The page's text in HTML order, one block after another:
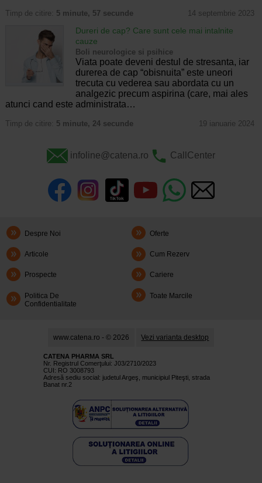
Timp de citire: 5 minute, 57 secunde 14 septembrie 2023
Dureri de cap? Care sunt cele mai intalnite
cauze
Boli neurologice si psihice
Viata poate deveni destul de stresanta, iar
durerea de cap “obisnuita” este uneori
trecuta cu vederea sau abordata cu un
analgezic precum aspirina (care, mai ales
atunci cand este administrata…
Timp de citire: 5 minute, 24 secunde 19 ianuarie 2024
infoline@catena.ro CallCenter
Despre Noi Oferte
Articole Cum Rezerv
Prospecte Cariere
Politica De
Confidentialitate
Toate Marcile
www.catena.ro - © 2026 Vezi varianta desktop
CATENA PHARMA SRL
Nr. Registrul Comerţului: J03/2710/2023
CUI: RO 3008793
Adresă sediu social: judetul Argeş, municipiul Piteşti, strada
Banat nr.2